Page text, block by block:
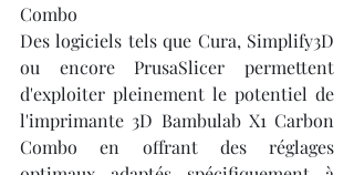
Combo
Des logiciels tels que Cura, Simplify3D
ou encore PrusaSlicer permettent
d'exploiter pleinement le potentiel de
l'imprimante 3D Bambulab X1 Carbon
Combo en offrant des réglages